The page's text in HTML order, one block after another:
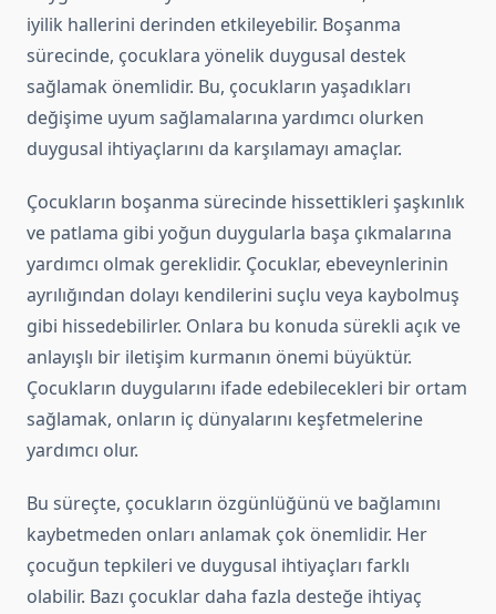
iyilik hallerini derinden etkileyebilir. Boşanma
sürecinde, çocuklara yönelik duygusal destek
sağlamak önemlidir. Bu, çocukların yaşadıkları
değişime uyum sağlamalarına yardımcı olurken
duygusal ihtiyaçlarını da karşılamayı amaçlar.
Çocukların boşanma sürecinde hissettikleri şaşkınlık
ve patlama gibi yoğun duygularla başa çıkmalarına
yardımcı olmak gereklidir. Çocuklar, ebeveynlerinin
ayrılığından dolayı kendilerini suçlu veya kaybolmuş
gibi hissedebilirler. Onlara bu konuda sürekli açık ve
anlayışlı bir iletişim kurmanın önemi büyüktür.
Çocukların duygularını ifade edebilecekleri bir ortam
sağlamak, onların iç dünyalarını keşfetmelerine
yardımcı olur.
Bu süreçte, çocukların özgünlüğünü ve bağlamını
kaybetmeden onları anlamak çok önemlidir. Her
çocuğun tepkileri ve duygusal ihtiyaçları farklı
olabilir. Bazı çocuklar daha fazla desteğe ihtiyaç